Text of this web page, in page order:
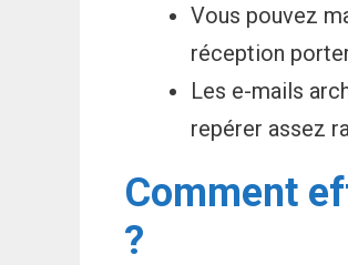
Vous pouvez
réception
Les e-mails
repérer assez
Comment
?